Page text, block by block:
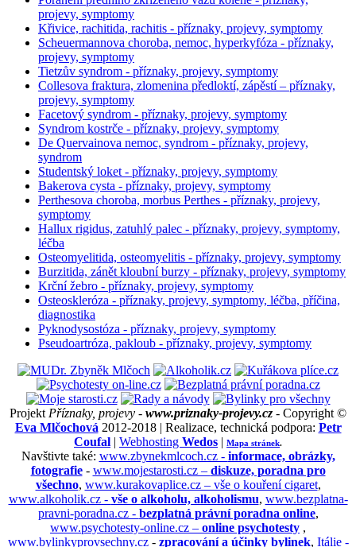
projevy, symptomy
Křivice, rachitida, rachitis - příznaky, projevy, symptomy
Scheuermannova choroba, nemoc, hyperkyfóza - příznaky,
projevy, symptomy
Tietzův syndrom - příznaky, projevy, symptomy
Collesova fraktura, zlomenina předloktí, zápěstí – příznaky,
projevy, symptomy
Facetový syndrom - příznaky, projevy, symptomy
Syndrom kostrče - příznaky, projevy, symptomy
De Quervainova nemoc, syndrom - příznaky, projevy,
syndrom
Studentský loket - příznaky, projevy, symptomy
Bakerova cysta - příznaky, projevy, symptomy
Perthesova choroba, morbus Perthes - příznaky, projevy,
symptomy
Hallux rigidus, zatuhlý palec - příznaky, projevy, symptomy,
léčba
Osteomyelitida, osteomyelitis - příznaky, projevy, symptomy
Burzitida, zánět kloubní burzy - příznaky, projevy, symptomy
Krční žebro - příznaky, projevy, symptomy
Osteoskleróza - příznaky, projevy, symptomy, léčba, příčina,
diagnostika
Pyknodysostóza - příznaky, projevy, symptomy
Pseudoartróza, pakloub - příznaky, projevy, symptomy
ProjektPříznaky, projevy - www.priznaky-projevy.cz - Copyright ©
Eva Mlčochová2012-2018 | Realizace, technická podpora: Petr
Coufal | Webhosting Wedos | Mapa stránek.
Navštivte také: www.zbynekmlcoch.cz - informace, obrázky,
fotografie- www.mojestarosti.cz – diskuze, poradna pro
všechno, www.kurakovaplice.cz – vše o kouření cigaret,
www.alkoholik.cz - vše o alkoholu, alkoholismu, www.bezplatna-
pravni-poradna.cz - bezplatná právní poradna online,
www.psychotesty-online.cz – online psychotesty ,
www.bylinkyprovsechny.cz- zpracování a účinky bylinek, Itálie -